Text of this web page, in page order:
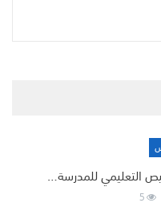
التعليمي للمدرسة…
5